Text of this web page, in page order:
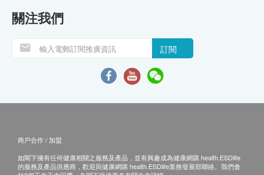
關注我們
訂閱
商戶合作 / 加盟
如閣下擁有任何健康相關之服務及產品，並有興趣成為健康網購 health.ESDlife
的服務及產品供應商，歡迎與健康網購 health.ESDlife業務發展部聯絡。我們會